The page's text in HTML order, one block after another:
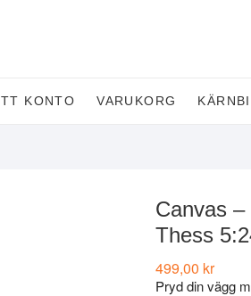
KONTO VARUKORG
Canvas
Thess
499,00 kr
Pryd din vägg